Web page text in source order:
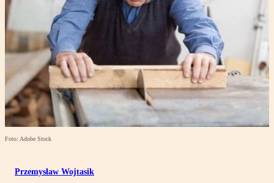
Foto: Adobe Stock
Przemysław Wojtasik